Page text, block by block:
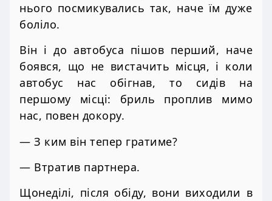
нього посмикувались так, наче їм дуже
боліло.
Він і до автобуса пішов перший, наче
боявся, що не вистачить місця, і коли
автобус нас обігнав, то сидів на
першому місці: бриль проплив мимо
нас, повен докору.
— З ким він тепер гратиме?
— Втратив партнера.
Щонеділі, після обіду, вони виходили в